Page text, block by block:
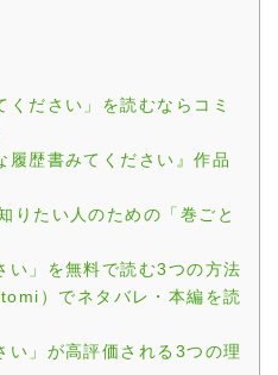
ださい」を読むならコミ
履歴書みてください』作品
りたい人のための「巻ごと
い」を無料で読む3つの方法
）でネタバレ・本編を読
い」が高評価される3つの理